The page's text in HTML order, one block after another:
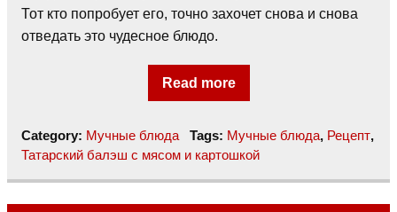
Тот кто попробует его, точно захочет снова и снова
отведать это чудесное блюдо.
Read more
Category: Мучные блюда Tags: Мучные блюда, Рецепт,
Татарский балэш с мясом и картошкой